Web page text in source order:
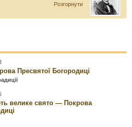
Розгорнути
Пресвятої Богородиці
велике свято — Покрова